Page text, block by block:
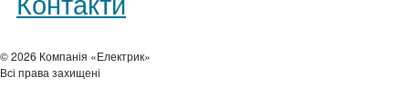
© 2026 Компанія «Електрик»
Всі права захищені